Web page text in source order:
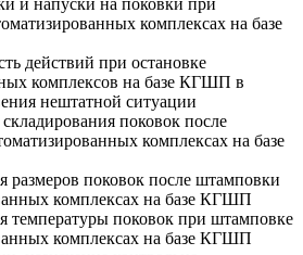
комплексах на базе
действий при остановке
комплексов на базе КГШП в
нештатной ситуации
поковок после
комплексах на базе
размеров поковок после штамповки
комплексах на базе КГШП
температуры поковок при штамповке
комплексах на базе КГШП